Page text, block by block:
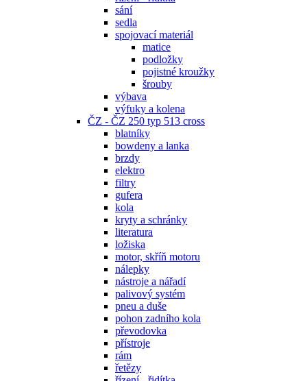
sání
sedla
spojovací materiál
matice
podložky
pojistné kroužky
šrouby
výbava
výfuky a kolena
ČZ - ČZ 250 typ 513 cross
blatníky
bowdeny a lanka
brzdy
elektro
filtry
gufera
kola
kryty a schránky
literatura
ložiska
motor, skříň motoru
nálepky
nástroje a nářadí
palivový systém
pneu a duše
pohon zadního kola
převodovka
přístroje
rám
řetězy